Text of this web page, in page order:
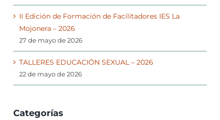
II Edición de Formación de Facilitadores IES La
Mojonera – 2026
27 de mayo de 2026
TALLERES EDUCACIÓN SEXUAL – 2026
22 de mayo de 2026
Categorías